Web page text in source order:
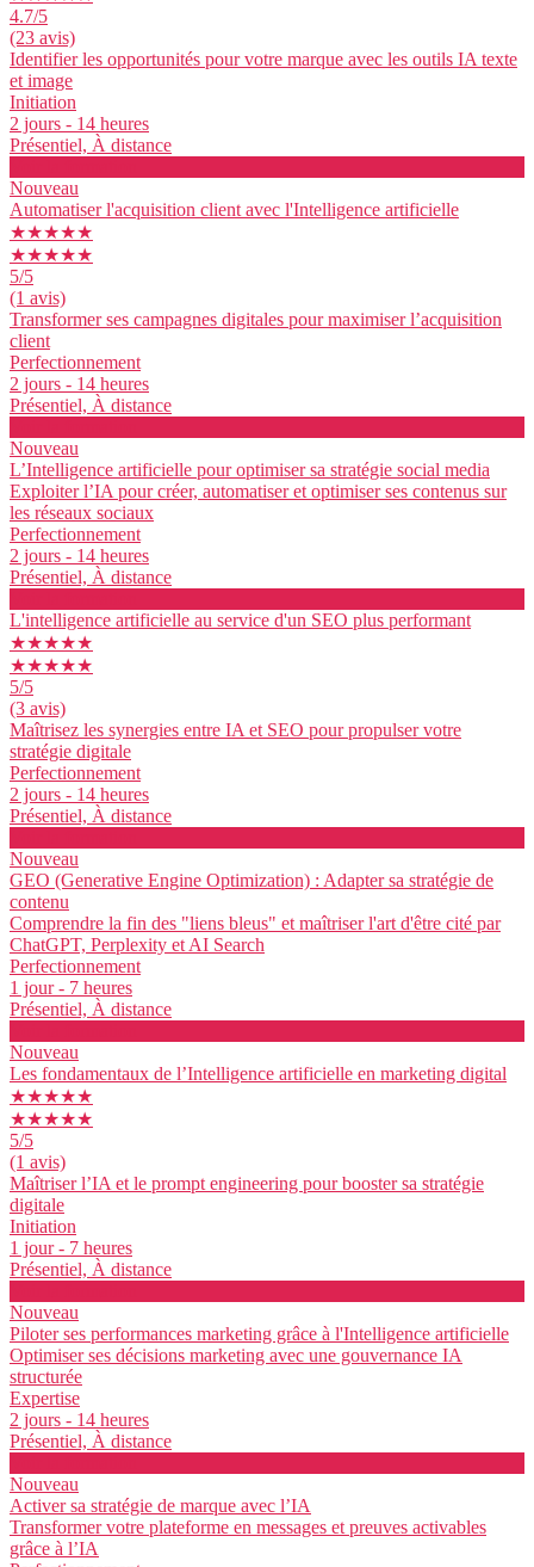
4.7/5
(23 avis)
Identifier les opportunités pour votre marque avec les outils IA texte
et image
Initiation
2 jours - 14 heures
Présentiel, À distance
Nouveau
Automatiser l'acquisition client avec l'Intelligence artificielle
★★★★★
★★★★★
5/5
(1 avis)
Transformer ses campagnes digitales pour maximiser l’acquisition
client
Perfectionnement
2 jours - 14 heures
Présentiel, À distance
Nouveau
L’Intelligence artificielle pour optimiser sa stratégie social media
Exploiter l’IA pour créer, automatiser et optimiser ses contenus sur
les réseaux sociaux
Perfectionnement
2 jours - 14 heures
Présentiel, À distance
L'intelligence artificielle au service d'un SEO plus performant
★★★★★
★★★★★
5/5
(3 avis)
Maîtrisez les synergies entre IA et SEO pour propulser votre
stratégie digitale
Perfectionnement
2 jours - 14 heures
Présentiel, À distance
Nouveau
GEO (Generative Engine Optimization) : Adapter sa stratégie de
contenu
Comprendre la fin des "liens bleus" et maîtriser l'art d'être cité par
ChatGPT, Perplexity et AI Search
Perfectionnement
1 jour - 7 heures
Présentiel, À distance
Nouveau
Les fondamentaux de l’Intelligence artificielle en marketing digital
★★★★★
★★★★★
5/5
(1 avis)
Maîtriser l’IA et le prompt engineering pour booster sa stratégie
digitale
Initiation
1 jour - 7 heures
Présentiel, À distance
Nouveau
Piloter ses performances marketing grâce à l'Intelligence artificielle
Optimiser ses décisions marketing avec une gouvernance IA
structurée
Expertise
2 jours - 14 heures
Présentiel, À distance
Nouveau
Activer sa stratégie de marque avec l’IA
Transformer votre plateforme en messages et preuves activables
grâce à l’IA